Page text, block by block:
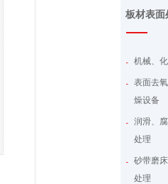
机床工
船舶与
电池
弯管机
多边折
板材表
机械、
表面去
燥设备
润滑、
处理
砂带磨
处理